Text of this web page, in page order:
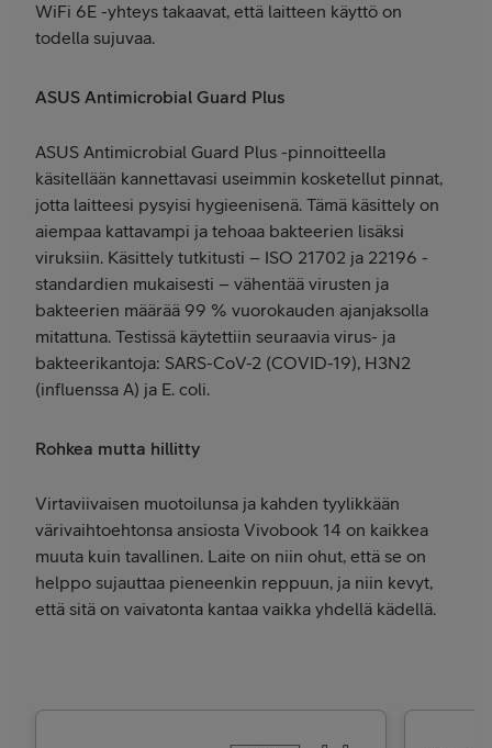
WiFi 6E -yhteys takaavat, että laitteen käyttö on
todella sujuvaa.
ASUS Antimicrobial Guard Plus
ASUS Antimicrobial Guard Plus -pinnoitteella
käsitellään kannettavasi useimmin kosketellut pinnat,
jotta laitteesi pysyisi hygieenisenä. Tämä käsittely on
aiempaa kattavampi ja tehoaa bakteerien lisäksi
viruksiin. Käsittely tutkitusti – ISO 21702 ja 22196 -
standardien mukaisesti – vähentää virusten ja
bakteerien määrää 99 % vuorokauden ajanjaksolla
mitattuna. Testissä käytettiin seuraavia virus- ja
bakteerikantoja: SARS-CoV-2 (COVID-19), H3N2
(influenssa A) ja E. coli.
Rohkea mutta hillitty
Virtaviivaisen muotoilunsa ja kahden tyylikkään
värivaihtoehtonsa ansiosta Vivobook 14 on kaikkea
muuta kuin tavallinen. Laite on niin ohut, että se on
helppo sujauttaa pieneenkin reppuun, ja niin kevyt,
että sitä on vaivatonta kantaa vaikka yhdellä kädellä.